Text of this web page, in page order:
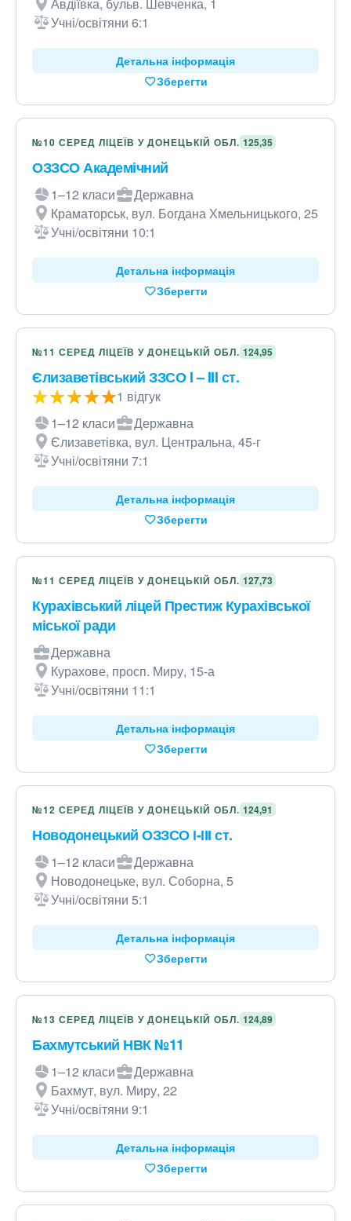
Учні/освітяни 6:1
Детальна інформація
Зберегти
№10 СЕРЕД ЛІЦЕЇВ У ДОНЕЦЬКІЙ ОБЛ. 125,35
ОЗЗСО Академічний
1–12 класи
Державна
Краматорськ, вул. Богдана Хмельницького, 25
Учні/освітяни 10:1
Детальна інформація
Зберегти
№11 СЕРЕД ЛІЦЕЇВ У ДОНЕЦЬКІЙ ОБЛ. 124,95
Єлизаветівський ЗЗСО I – III ст.
1 відгук
1–12 класи
Державна
Єлизаветівка, вул. Центральна, 45-г
Учні/освітяни 7:1
Детальна інформація
Зберегти
№11 СЕРЕД ЛІЦЕЇВ У ДОНЕЦЬКІЙ ОБЛ. 127,73
Курахівський ліцей Престиж Курахівської
міської ради
Державна
Курахове, просп. Миру, 15-а
Учні/освітяни 11:1
Детальна інформація
Зберегти
№12 СЕРЕД ЛІЦЕЇВ У ДОНЕЦЬКІЙ ОБЛ. 124,91
Новодонецький ОЗЗСО І-ІІІ ст.
1–12 класи
Державна
Новодонецьке, вул. Соборна, 5
Учні/освітяни 5:1
Детальна інформація
Зберегти
№13 СЕРЕД ЛІЦЕЇВ У ДОНЕЦЬКІЙ ОБЛ. 124,89
Бахмутський НВК №11
1–12 класи
Державна
Бахмут, вул. Миру, 22
Учні/освітяни 9:1
Детальна інформація
Зберегти